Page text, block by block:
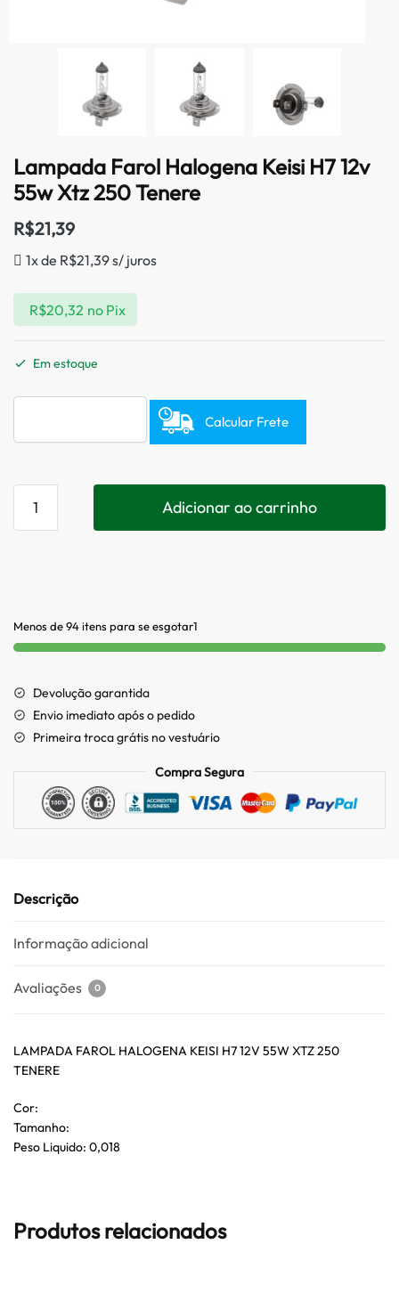
Lampada Farol Halogena Keisi H7 12v
55w Xtz 250 Tenere
R$21,39
1x de R$21,39s/ juros
R$20,32 no Pix
Em estoque
Calcular Frete
Adicionar ao carrinho
Menos de 94 itens para se esgotar1
Devolução garantida
Envio imediato após o pedido
Primeira troca grátis no vestuário
Compra Segura
Descrição
Informação adicional
Avaliações 0
LAMPADA FAROL HALOGENA KEISI H7 12V 55W XTZ 250
TENERE
Cor:
Tamanho:
Peso Liquido: 0,018
Produtos relacionados